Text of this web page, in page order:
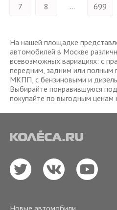
7
8 ... 699
На нашей площадке
автомобилей в Москве
всевозможных вариациях: с
передним, задним или
МКПП, с бензиновыми и
Выбирайте понравившуюся
покупайте по выгодным ценам